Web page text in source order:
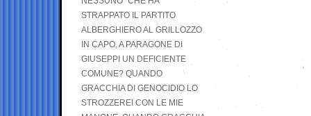
STRAPPATO IL PARTITO
ALBERGHIERO AL GRILLOZZO
IN CAPO, A PARAGONE DI
GIUSEPPI UN DEFICIENTE
COMUNE? QUANDO
GRACCHIA DI GENOCIDIO LO
STROZZEREI CON LE MIE